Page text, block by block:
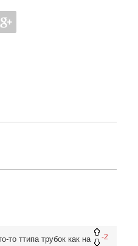
-2
то ттипа трубок как на